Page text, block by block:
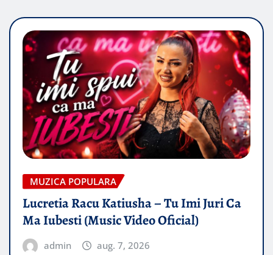
MUZICA POPULARA
Lucretia Racu Katiusha – Tu Imi Juri Ca
Ma Iubesti (Music Video Oficial)
admin aug. 7, 2026